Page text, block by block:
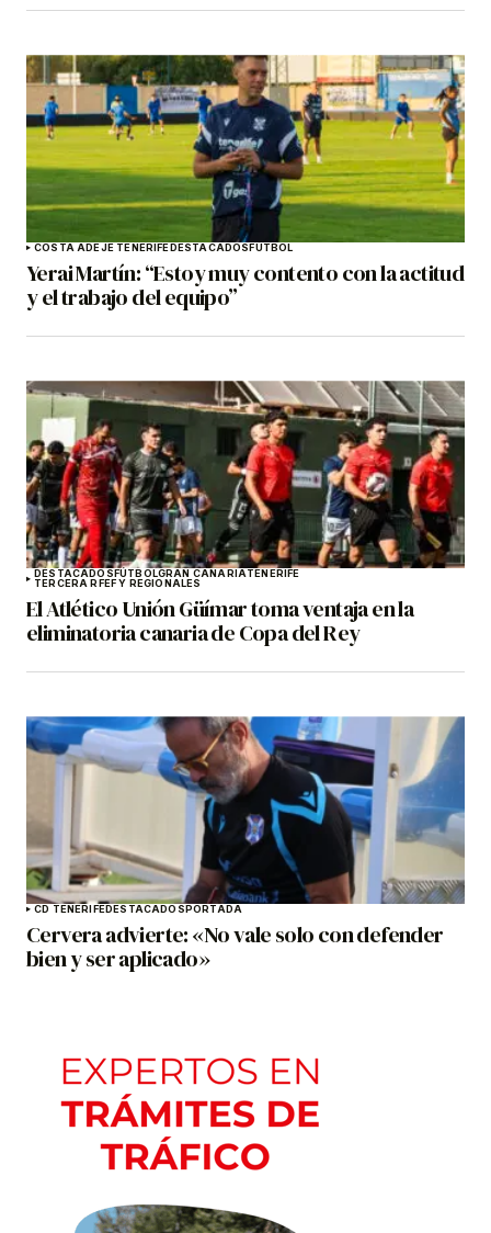
COSTA ADEJE TENERIFEDESTACADOSFÚTBOL
Yerai Martín: “Estoy muy contento con la actitud
y el trabajo del equipo”
DESTACADOSFÚTBOLGRAN CANARIATENERIFE
TERCERA RFEF Y REGIONALES
El Atlético Unión Güímar toma ventaja en la
eliminatoria canaria de Copa del Rey
CD TENERIFEDESTACADOSPORTADA
Cervera advierte: «No vale solo con defender
bien y ser aplicado»